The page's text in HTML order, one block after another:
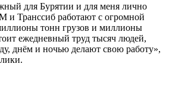
для Бурятии и для меня лично
и Транссиб работают с огромной
тонн грузов и миллионы
ежедневный труд тысяч людей,
днём и ночью делают свою работу»,